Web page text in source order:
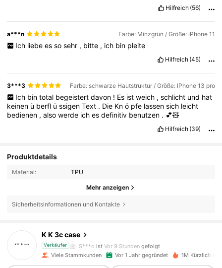
Hilfreich (56)
a***n Farbe: Minzgrün / Größe: iPhone 11
Ich liebe es so sehr , bitte , ich bin pleite
Hilfreich (45)
3***3 Farbe: schwarze Hautstruktur / Größe: IPhone 13 pro
Ich bin total begeistert davon ! Es ist weich , schlicht und hat
keinen ü berfl üssigenText . Die Knö pfe lassensich leicht
bedienen ,alsowerde ichesdefinitiv benutzen . 💕🧸
Hilfreich (39)
Produktdetails
Material: TPU
Mehr anzeigen
Sicherheitsinformationen und Kontakte
K K 3c case
Verkäufer S***o ist Vor 9 Stunden gefolgt
Viele Stammkunden Vor 1 Jahr gegründet 1M Kürzlich